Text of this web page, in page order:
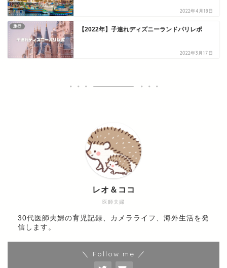
2022年4月18日
旅行 【2022年】子連れディズニーランドパリレポ
2022年3月17日
医師夫婦
レオ＆ココ
30代医師夫婦の育児記録、カメラライフ、海外生活を発
信します。
＼ Follow me ／